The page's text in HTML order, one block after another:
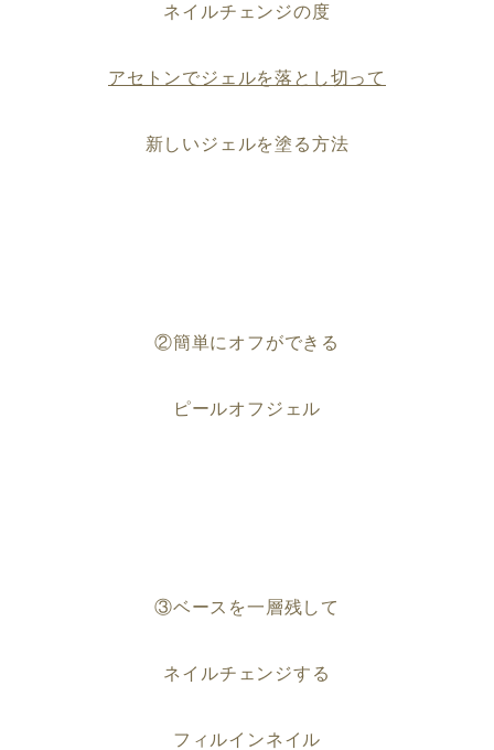
ネイルチェンジの度
アセトンでジェルを落とし切って
新しいジェルを塗る方法
②簡単にオフができる
ピールオフジェル
③ベースを一層残して
ネイルチェンジする
フィルインネイル